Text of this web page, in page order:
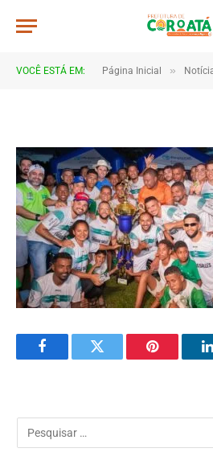
VOCÊ ESTÁ EM: Página Inicial »
capa
FacebookTwitter Pinterest